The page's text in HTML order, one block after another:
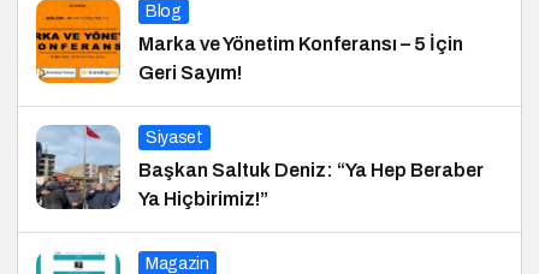
Blog
Marka ve Yönetim Konferansı – 5 İçin
Geri Sayım!
Siyaset
Başkan Saltuk Deniz: “Ya Hep Beraber
Ya Hiçbirimiz!”
Magazin